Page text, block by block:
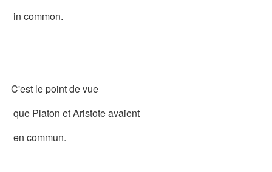
in common.
C'est le point de vue
que Platon et Aristote avaient
en commun.